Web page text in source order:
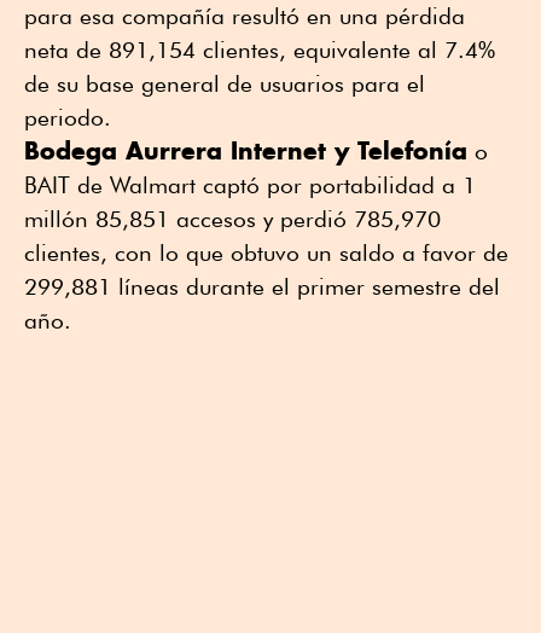
para esa compañía resultó en una pérdida
neta de 891,154 clientes, equivalente al 7.4%
de su base general de usuarios para el
periodo.
Bodega Aurrera Internet y Telefonía o
BAIT de Walmart captó por portabilidad a 1
millón 85,851 accesos y perdió 785,970
clientes, con lo que obtuvo un saldo a favor de
299,881 líneas durante el primer semestre del
año.